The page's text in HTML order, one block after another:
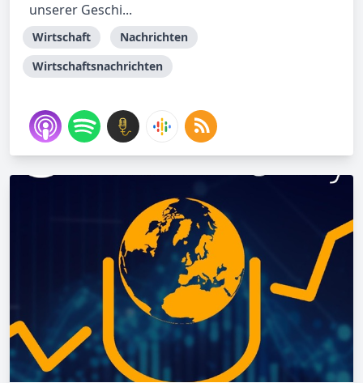
unserer Geschi...
Wirtschaft
Nachrichten
Wirtschaftsnachrichten